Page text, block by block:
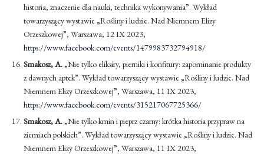
historia, znaczenie dla nauki, technika wykonywania”. Wykład
towarzyszący wystawie „Rośliny i ludzie. Nad Niemnem Elizy
Orzeszkowej”, Warszawa, 12 IX 2023,
https://www.facebook.com/events/1479983732794918/
Smakosz, A.„Nie tylko eliksiry, pierniki i konfitury: zapominanie produkty
z dawnych aptek”. Wykład towarzyszący wystawie „Rośliny i ludzie. Nad
Niemnem Elizy Orzeszkowej”, Warszawa, 11 IX 2023,
https://www.facebook.com/events/315217067725366/
Smakosz, A.„Nie tylko kmin i pieprz czarny: krótka historia przypraw na
ziemiach polskich”. Wykład towarzyszący wystawie „Rośliny i ludzie. Nad
Niemnem Elizy Orzeszkowej”, Warszawa, 11 IX 2023,